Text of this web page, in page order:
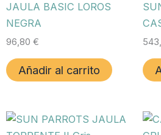
JAULA BASIC LOROS
NEGRA
96,80 €
Añadir al carrito